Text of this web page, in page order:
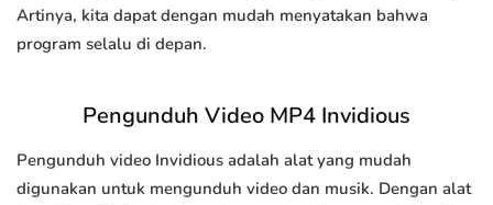
Artinya, kita dapat dengan mudah menyatakan bahwa
program selalu di depan.
Pengunduh Video MP4 Invidious
Pengunduh video Invidious adalah alat yang mudah
digunakan untuk mengunduh video dan musik. Dengan alat